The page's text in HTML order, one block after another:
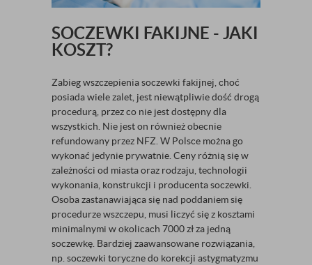
SOCZEWKI FAKIJNE - JAKI
KOSZT?
Zabieg wszczepienia soczewki fakijnej, choć
posiada wiele zalet, jest niewątpliwie dość drogą
procedurą, przez co nie jest dostępny dla
wszystkich. Nie jest on również obecnie
refundowany przez NFZ. W Polsce można go
wykonać jedynie prywatnie. Ceny różnią się w
zależności od miasta oraz rodzaju, technologii
wykonania, konstrukcji i producenta soczewki.
Osoba zastanawiająca się nad poddaniem się
procedurze wszczepu, musi liczyć się z kosztami
minimalnymi w okolicach 7000 zł za jedną
soczewkę. Bardziej zaawansowane rozwiązania,
np. soczewki toryczne do korekcji astygmatyzmu